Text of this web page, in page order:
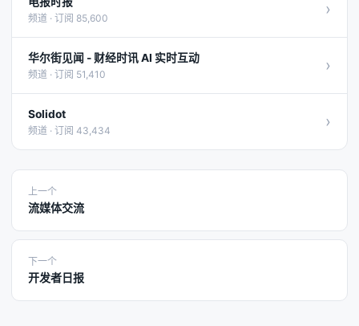
频道 · 订阅 85,600 ›
华尔街见闻 - 财经时讯 AI 实时互动
频道 · 订阅 51,410 ›
Solidot
频道 · 订阅 43,434 ›
上一个
流媒体交流
下一个
开发者日报